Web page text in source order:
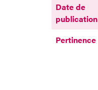
Date de
publication
Pertinence